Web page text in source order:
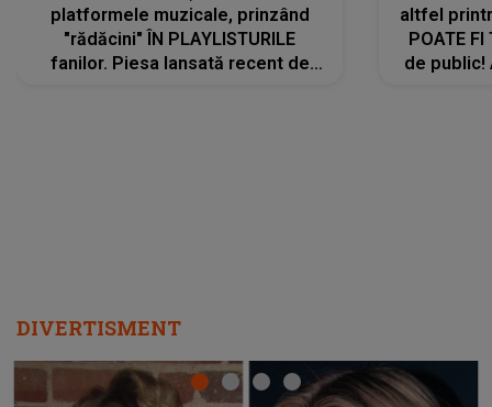
platformele muzicale, prinzând
"rădăcini" ÎN PLAYLISTURILE
fanilor. Piesa lansată recent de
altfel
POATE FI
de public!
DIVERTISMENT